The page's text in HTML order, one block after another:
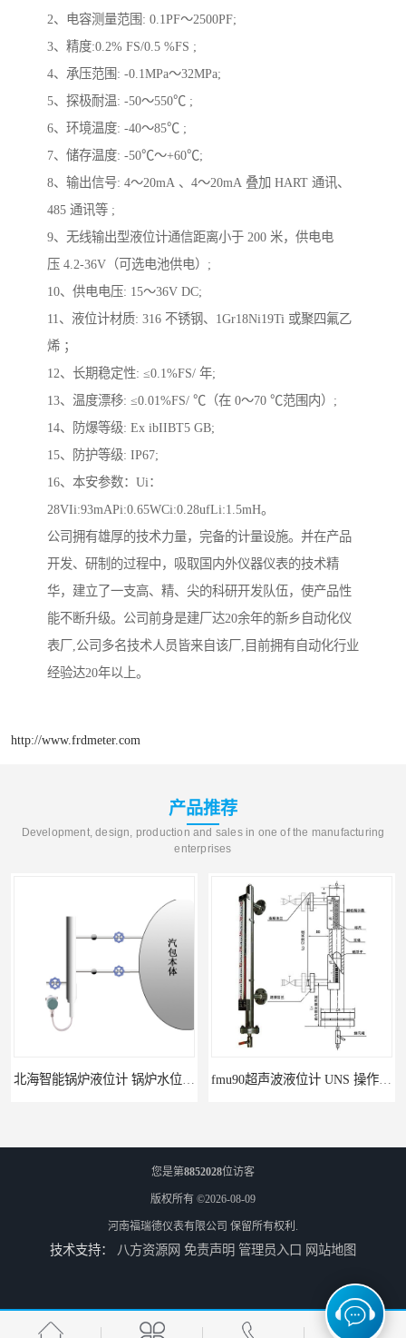
2、电容测量范围: 0.1PF～2500PF;
3、精度:0.2% FS/0.5 %FS ;
4、承压范围: -0.1MPa～32MPa;
5、探极耐温: -50～550℃ ;
6、环境温度: -40～85℃ ;
7、储存温度: -50℃～+60℃;
8、输出信号: 4～20mA 、4～20mA 叠加 HART 通讯、
485 通讯等 ;
9、无线输出型液位计通信距离小于 200 米，供电电
压 4.2-36V（可选电池供电）;
10、供电电压: 15～36V DC;
11、液位计材质: 316 不锈钢、1Gr18Ni19Ti 或聚四氟乙
烯 ；
12、长期稳定性: ≤0.1%FS/ 年;
13、温度漂移: ≤0.01%FS/ ℃（在 0～70 ℃范围内）;
14、防爆等级: Ex ibIIBT5 GB;
15、防护等级: IP67;
16、本安参数：Ui：
28VIi:93mAPi:0.65WCi:0.28ufLi:1.5mH。
公司拥有雄厚的技术力量，完备的计量设施。并在产品
开发、研制的过程中，吸取国内外仪器仪表的技术精
华，建立了一支高、精、尖的科研开发队伍，使产品性
能不断升级。公司前身是建厂达20余年的新乡自动化仪
表厂,公司多名技术人员皆来自该厂,目前拥有自动化行业
经验达20年以上。
http://www.frdmeter.com
产品推荐
Development, design, production and sales in one of the manufacturing
enterprises
北海智能锅炉液位计 锅炉水位计厂商 自动适应自动校准 fmu90超声波液位计 UNS 操作简单
FMP43 润滑油雷达液位计 能够提供定制服务 云南高加智能锅炉汽包液位计 窑头窑尾液位计
您是第8852028位访客
版权所有 ©2026-08-09
河南福瑞德仪表有限公司 保留所有权利.
技术支持： 八方资源网 免责声明 管理员入口 网站地图